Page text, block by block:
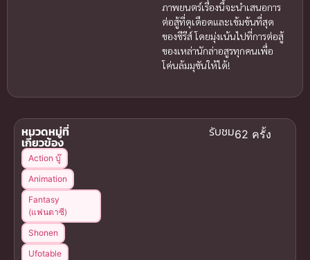
ภาพยนตร์เรื่องนี้จะนำเสนอการ
ต่อสู้ที่ดุเดือดและเข้มข้นที่สุด
ของซีรีส์ โดยมุ่งเน้นไปที่การต่อสู้
ของเหล่านักล่าอสูรทุกคนเพื่อ
โค่นล้มมุซันให้ได้!
รับชม62 ครั้ง
หมวดหมู่ที่
เกี่ยวข้อง
Action บู๊
Animation
Fantasy
(แฟนตาซี)
Shonen
Ufotable